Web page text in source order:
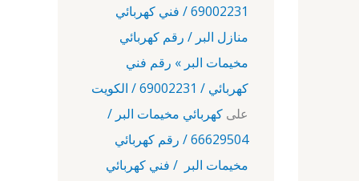
69002231 / فني كهربائي
منازل البر / رقم كهربائي
مخيمات البر » رقم فني
كهربائي / 69002231 / الكويت
على كهربائي مخيمات البر /
66629504 / رقم كهربائي
مخيمات البر / فني كهربائي